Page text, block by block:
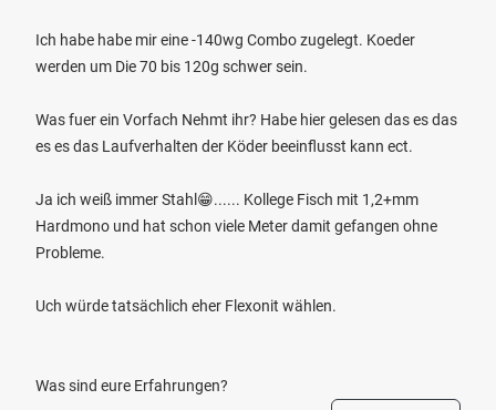
Ich habe habe mir eine -140wg Combo zugelegt. Koeder
werden um Die 70 bis 120g schwer sein.
Was fuer ein Vorfach Nehmt ihr? Habe hier gelesen das es das
es es das Laufverhalten der Köder beeinflusst kann ect.
Ja ich weiß immer Stahl😁...... Kollege Fisch mit 1,2+mm
Hardmono und hat schon viele Meter damit gefangen ohne
Probleme.
Uch würde tatsächlich eher Flexonit wählen.
Was sind eure Erfahrungen?